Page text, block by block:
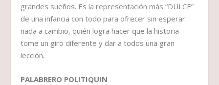
grandes sueños. Es la representación más “DULCE”
de una infancia con todo para ofrecer sin esperar
nada a cambio, quién logra hacer que la historia
tome un giro diferente y dar a todos una gran
lección.
PALABRERO POLITIQUIN